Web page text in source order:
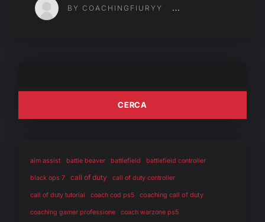
BY COACHINGFIURYY
aim assist battle beaver battlefield battlefield controller
black ops 7 call of duty call of duty controller
call of duty tutorial coach cod ps5 coaching call of duty
coaching gamer professione coach warzone ps5